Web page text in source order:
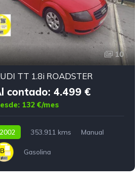
10
TT 1.8i ROADSTER
contado: 4.499 €
132 €/mes
2002 353.911 kms Manual
Gasolina